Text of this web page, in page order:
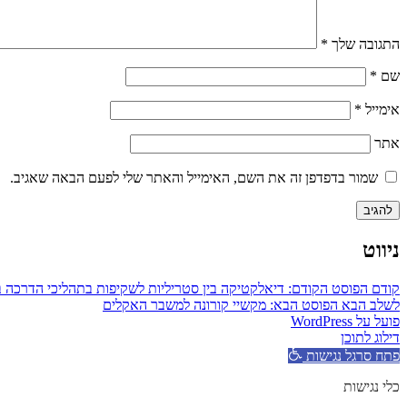
התגובה שלך *
שם *
אימייל *
אתר
שמור בדפדפן זה את השם, האימייל והאתר שלי לפעם הבאה שאגיב.
ניווט
קודם הפוסט הקודם: דיאלקטיקה בין סטריליות לשקיפות בתהליכי הדרכה
לשלב הבא הפוסט הבא: מקשיי קורונה למשבר האקלים
פועל על WordPress
דילוג לתוכן
פתח סרגל נגישות
כלי נגישות